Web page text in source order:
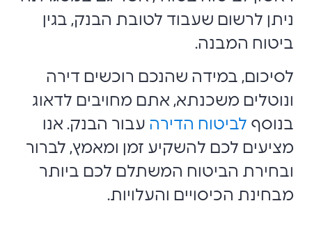
ניתן לרשום שעבוד לטובת הבנק, בגין
ביטוח המבנה.
לסיכום, במידה שהנכם רוכשים דירה
ונוטלים משכנתא, אתם מחויבים לדאוג
בנוסף לביטוח הדירה עבור הבנק. אנו
מציעים לכם להשקיע זמן ומאמץ, לברור
ובחירת הביטוח המשתלם לכם ביותר
מבחינת הכיסויים והעלויות.